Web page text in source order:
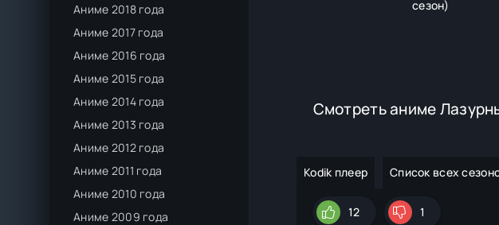
Аниме 2018 года
Аниме 2017 года
Аниме 2016 года
Аниме 2015 года
Аниме 2014 года
Аниме 2013 года
Аниме 2012 года
Аниме 2011 года
Аниме 2010 года
Аниме 2009 года
сезон)
Смотреть аниме
Kodik плеер Список всех
12 1